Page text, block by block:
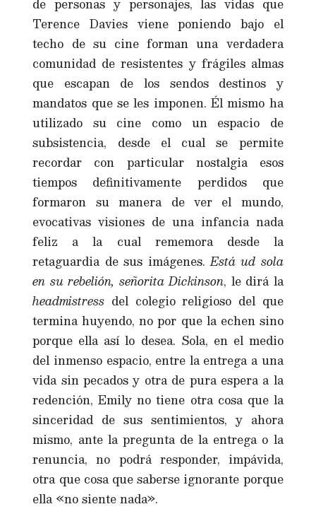
Terence Davies viene poniendo bajo el
techo de su cine forman una verdadera
comunidad de resistentes y frágiles almas
que escapan de los sendos destinos y
mandatos que se les imponen. Él mismo ha
utilizado su cine como un espacio de
subsistencia, desde el cual se permite
recordar con particular nostalgia esos
tiempos definitivamente perdidos que
formaron su manera de ver el mundo,
evocativas visiones de una infancia nada
feliz a la cual rememora desde la
retaguardia de sus imágenes.Está ud sola
en su rebelión, señorita Dickinson, le dirá la
headmistress del colegio religioso del que
termina huyendo, no por que la echen sino
porque ella así lo desea. Sola, en el medio
del inmenso espacio, entre la entrega a una
vida sin pecados y otra de pura espera a la
redención, Emily no tiene otra cosa que la
sinceridad de sus sentimientos, y ahora
mismo, ante la pregunta de la entrega o la
renuncia, no podrá responder, impávida,
otra que cosa que saberse ignorante porque
ella «no siente nada».